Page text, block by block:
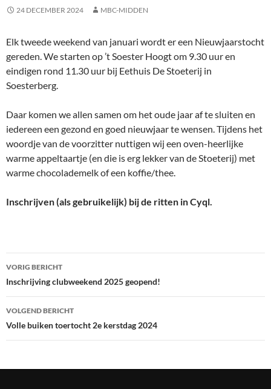
24 DECEMBER 2024 MBC-MIDDEN
Elk tweede weekend van januari wordt er een Nieuwjaarstocht
gereden. We starten op ’t Soester Hoogt om 9.30 uur en
eindigen rond 11.30 uur bij Eethuis De Stoeterij in
Soesterberg.
Daar komen we allen samen om het oude jaar af te sluiten en
iedereen een gezond en goed nieuwjaar te wensen. Tijdens het
woordje van de voorzitter nuttigen wij een oven-heerlijke
warme appeltaartje (en die is erg lekker van de Stoeterij) met
warme chocolademelk of een koffie/thee.
Inschrijven (als gebruikelijk) bij de ritten in Cyql.
Bericht
navigatie
VORIG BERICHT
Inschrijving clubweekend 2025 geopend!
VOLGEND BERICHT
Volle buiken toertocht 2e kerstdag 2024